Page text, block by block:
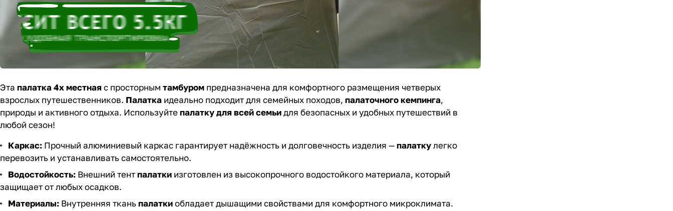
Эта палатка 4х местнаяс просторным тамбуром предназначена для комфортного размещения четверых
взрослых путешественников. Палатка идеально подходит для семейных походов, палаточного кемпинга,
природы и активного отдыха. Используйте палатку для всей семьидля безопасных и удобных путешествий в
любой сезон!
Каркас: Прочный алюминиевый каркас гарантирует надёжность и долговечность изделия —палаткулегко
перевозить и устанавливать самостоятельно.
Водостойкость: Внешний тентпалатки изготовлен из высокопрочного водостойкого материала, который
защищает от любых осадков.
Материалы: Внутренняя тканьпалаткиобладает дышащими свойствами для комфортного микроклимата.